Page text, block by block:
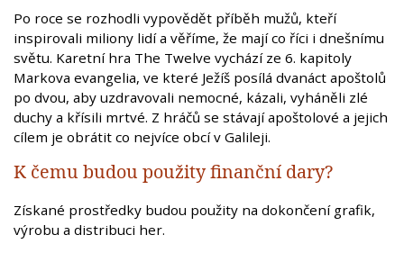
Po roce se rozhodli vypovědět příběh mužů, kteří
inspirovali miliony lidí a věříme, že mají co říci i dnešnímu
světu. Karetní hra The Twelve vychází ze 6. kapitoly
Markova evangelia, ve které Ježíš posílá dvanáct apoštolů
po dvou, aby uzdravovali nemocné, kázali, vyháněli zlé
duchy a křísili mrtvé. Z hráčů se stávají apoštolové a jejich
cílem je obrátit co nejvíce obcí v Galileji.
K čemu budou použity finanční dary?
Získané prostředky budou použity na dokončení grafik,
výrobu a distribuci her.